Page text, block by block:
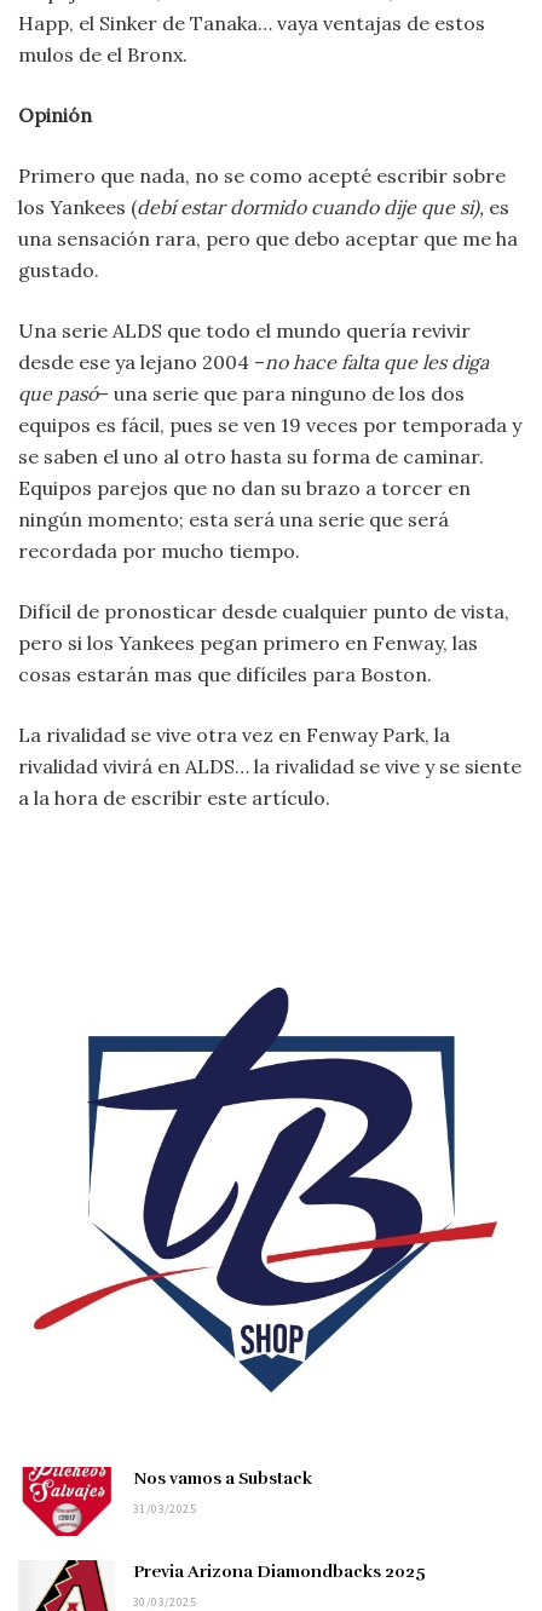
Happ, el Sinker de Tanaka… vaya ventajas de estos
mulos de el Bronx.
Opinión
Primero que nada, no se como acepté escribir sobre
los Yankees (debí estar dormido cuando dije que si), es
una sensación rara, pero que debo aceptar que me ha
gustado.
Una serie ALDS que todo el mundo quería revivir
desde ese ya lejano 2004 –no hace falta que les diga
que pasó– una serie que para ninguno de los dos
equipos es fácil, pues se ven 19 veces por temporada y
se saben el uno al otro hasta su forma de caminar.
Equipos parejos que no dan su brazo a torcer en
ningún momento; esta será una serie que será
recordada por mucho tiempo.
Difícil de pronosticar desde cualquier punto de vista,
pero si los Yankees pegan primero en Fenway, las
cosas estarán mas que difíciles para Boston.
La rivalidad se vive otra vez en Fenway Park, la
rivalidad vivirá en ALDS… la rivalidad se vive y se siente
a la hora de escribir este artículo.
Nos vamos a Substack
31/03/2025
Previa Arizona Diamondbacks 2025
30/03/2025